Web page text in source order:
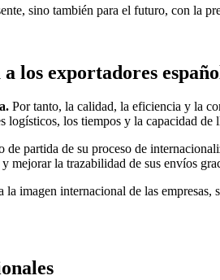
sino también para el futuro, con la
los exportadores
Por tanto, la calidad, la eficiencia y la
los tiempos y la capacidad de
partida de su proceso de
mejorar la trazabilidad de sus envíos
imagen internacional de las